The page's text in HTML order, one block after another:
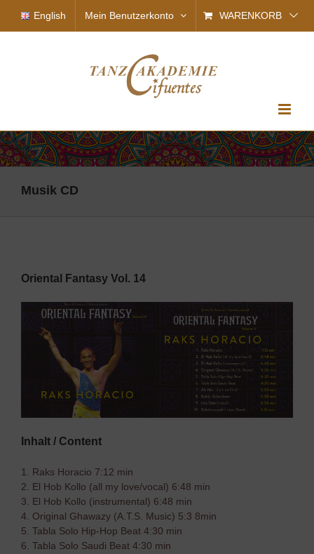
Inhalt
English Mein Benutzerkonto WARENKORB
Musik CD
Oriental Fantasy Vol. 14
Inhalt / Content
1. Raks Horacio 7:12 min
2. El Hob Kollo (all my love/vocal) 6:48 min
3. El Hob Kollo (instrumental) 6:48 min
4. Original Ghawazy (A.T.S. Music) 5:3 8min
5. Tabla Solo Hip-Hop Beat 4:30 min
6. Tabla Solo Saudi Beat 4:30 min